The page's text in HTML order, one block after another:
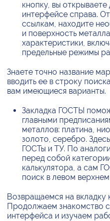
кнопку, вы
интерфейсе справа.
ссылкам, находите
и поверхность
характеристики,
предельные режимы
Знаете точно название
вводить ее в строку
вам имеющиеся варианты.
Закладка ГОСТЫ
главными
металлов: платина,
золото, серебро.
ГОСТы и ТУ. По
перед собой
калькулятора, а сам
поиск в левом верхнем
Возвращаемся на вкладку
Продолжаем знакомство с
интерфейса и изучаем